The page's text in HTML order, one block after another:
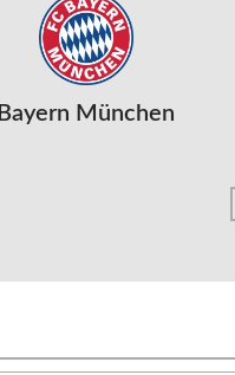
Bayern München